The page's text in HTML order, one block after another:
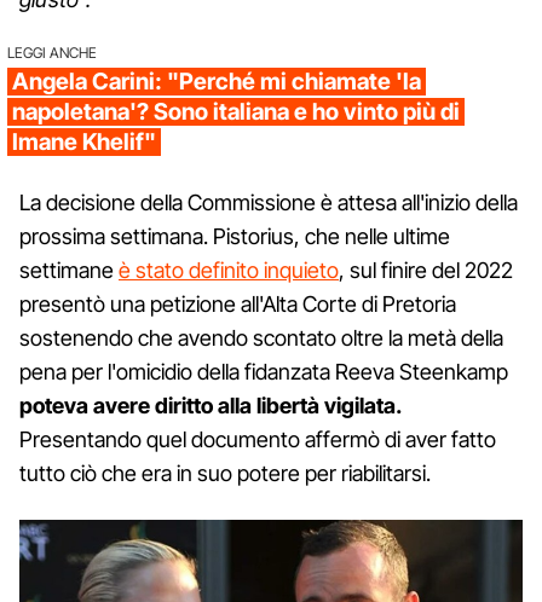
LEGGI ANCHE
Angela Carini: "Perché mi chiamate 'la
napoletana'? Sono italiana e ho vinto più di
Imane Khelif"
La decisione della Commissione è attesa all'inizio della
prossima settimana. Pistorius, che nelle ultime
settimaneè stato definito inquieto, sul finire del 2022
presentò una petizione all'Alta Corte di Pretoria
sostenendo che avendo scontato oltre la metà della
pena per l'omicidio della fidanzata Reeva Steenkamp
poteva avere diritto alla libertà vigilata.
Presentando quel documento affermò di aver fatto
tutto ciò che era in suo potere per riabilitarsi.